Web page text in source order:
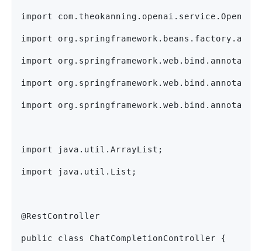
import
import
import
import
import
import java.util.ArrayList;
import java.util.List;
@RestController
public class ChatCompletionController {